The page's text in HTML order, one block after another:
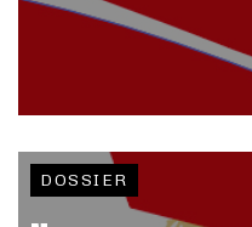
DOSSIER